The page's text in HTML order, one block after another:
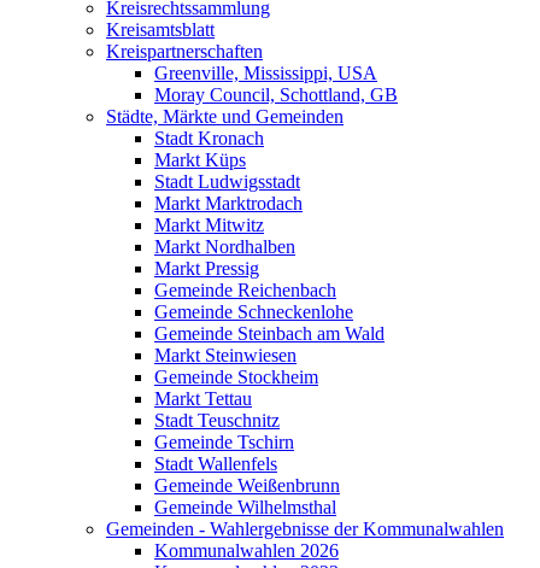
Kreisrechtssammlung
Kreisamtsblatt
Kreispartnerschaften
Greenville, Mississippi, USA
Moray Council, Schottland, GB
Städte, Märkte und Gemeinden
Stadt Kronach
Markt Küps
Stadt Ludwigsstadt
Markt Marktrodach
Markt Mitwitz
Markt Nordhalben
Markt Pressig
Gemeinde Reichenbach
Gemeinde Schneckenlohe
Gemeinde Steinbach am Wald
Markt Steinwiesen
Gemeinde Stockheim
Markt Tettau
Stadt Teuschnitz
Gemeinde Tschirn
Stadt Wallenfels
Gemeinde Weißenbrunn
Gemeinde Wilhelmsthal
Gemeinden - Wahlergebnisse der Kommunalwahlen
Kommunalwahlen 2026